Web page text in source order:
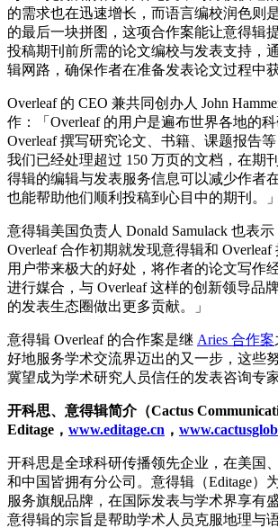
的需求也在迅速增长，而语言编校润色则
的最后一块拼图，这项合作案能让意得辑
投稿期刊前所需的论文编校与发表支持，
辑网路，确保作者在准备发表论文过程中
Overleaf 的 CEO 兼共同创办人 John
作：「Overleaf 的用户是遍布世界各地的
Overleaf 撰写研究论文、书籍、课题报告
我们已经处理超过 150 万页的文档，在期
得辑的编辑与发表服务信息可以减少作者
也能帮助他们顺利投稿到心目中的期刊。」
意得辑美国负责人 Donald Samulack 也表
Overleaf 合作初期就发现意得辑和 Overleaf
用户带来极大的好处，将作者的论文写作
进行媒合，与 Overleaf 这样的创新领导品
的发表生态圈做出更多贡献。」
意得辑 Overleaf 的合作案是继 Aries 合作案
好地服务学术交流界迈出的又一步，这些
冀望成为学术研究人员信任的发表咨询专家
开科思、意得辑简介（Cactus
Editage ， www.editage.cn ，
开科思是全球科研传播领先企业，在美国
和中国皆拥有分公司。意得辑（Editage）
服务旗舰品牌，在国际发表与学术界享有
意得辑的宗旨是帮助学术人员克服地理与